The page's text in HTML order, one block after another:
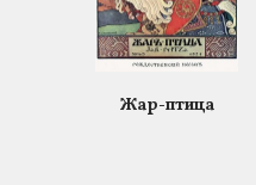
Жар-птица